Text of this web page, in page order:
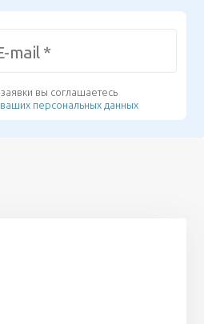
вы соглашаетесь
персональных данных